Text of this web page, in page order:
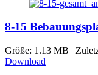
8-15
Größe: 1.13 MB |
Download